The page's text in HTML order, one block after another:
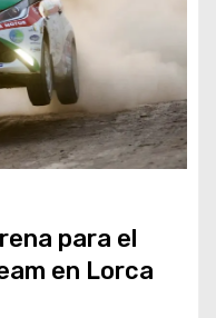
para el
en Lorca